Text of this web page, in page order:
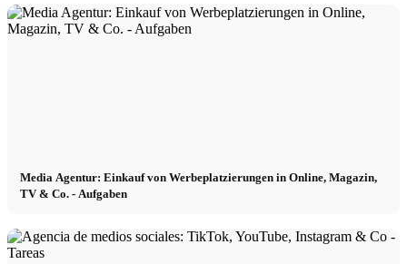
Media Agentur: Einkauf von Werbeplatzierungen in Online, Magazin,
TV & Co. - Aufgaben